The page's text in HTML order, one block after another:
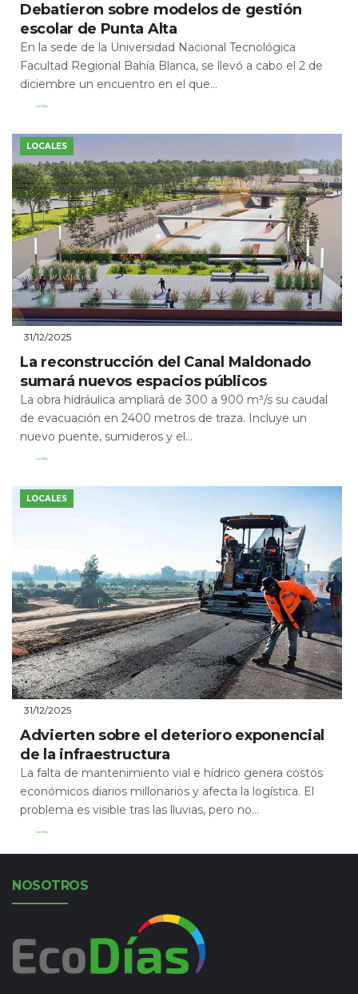
Debatieron sobre modelos de gestión
escolar de Punta Alta
En la sede de la Universidad Nacional Tecnológica
Facultad Regional Bahía Blanca, se llevó a cabo el 2 de
diciembre un encuentro en el que...
Leer Más
LOCALES
31/12/2025
La reconstrucción del Canal Maldonado
sumará nuevos espacios públicos
La obra hidráulica ampliará de 300 a 900 m³/s su caudal
de evacuación en 2400 metros de traza. Incluye un
nuevo puente, sumideros y el...
Leer Más
LOCALES
31/12/2025
Advierten sobre el deterioro exponencial
de la infraestructura
La falta de mantenimiento vial e hídrico genera costos
económicos diarios millonarios y afecta la logística. El
problema es visible tras las lluvias, pero no...
Leer Más
NOSOTROS